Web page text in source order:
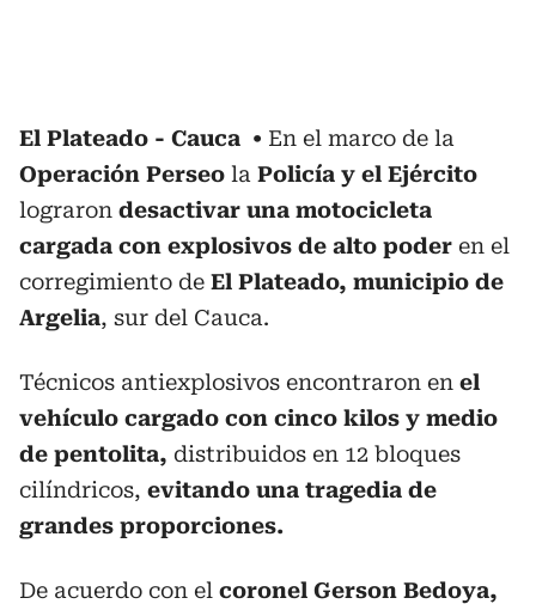
El Plateado - Cauca
En el marco de la
Operación Perseo la Policía y el Ejército
lograron desactivar una motocicleta
cargada con explosivos de alto poder en el
corregimiento de El Plateado, municipio de
Argelia, sur del Cauca.
Técnicos antiexplosivos encontraron en el
vehículo cargado con cinco kilos y medio
de pentolita, distribuidos en 12 bloques
cilíndricos, evitando una tragedia de
grandes proporciones.
De acuerdo con el coronel Gerson Bedoya,